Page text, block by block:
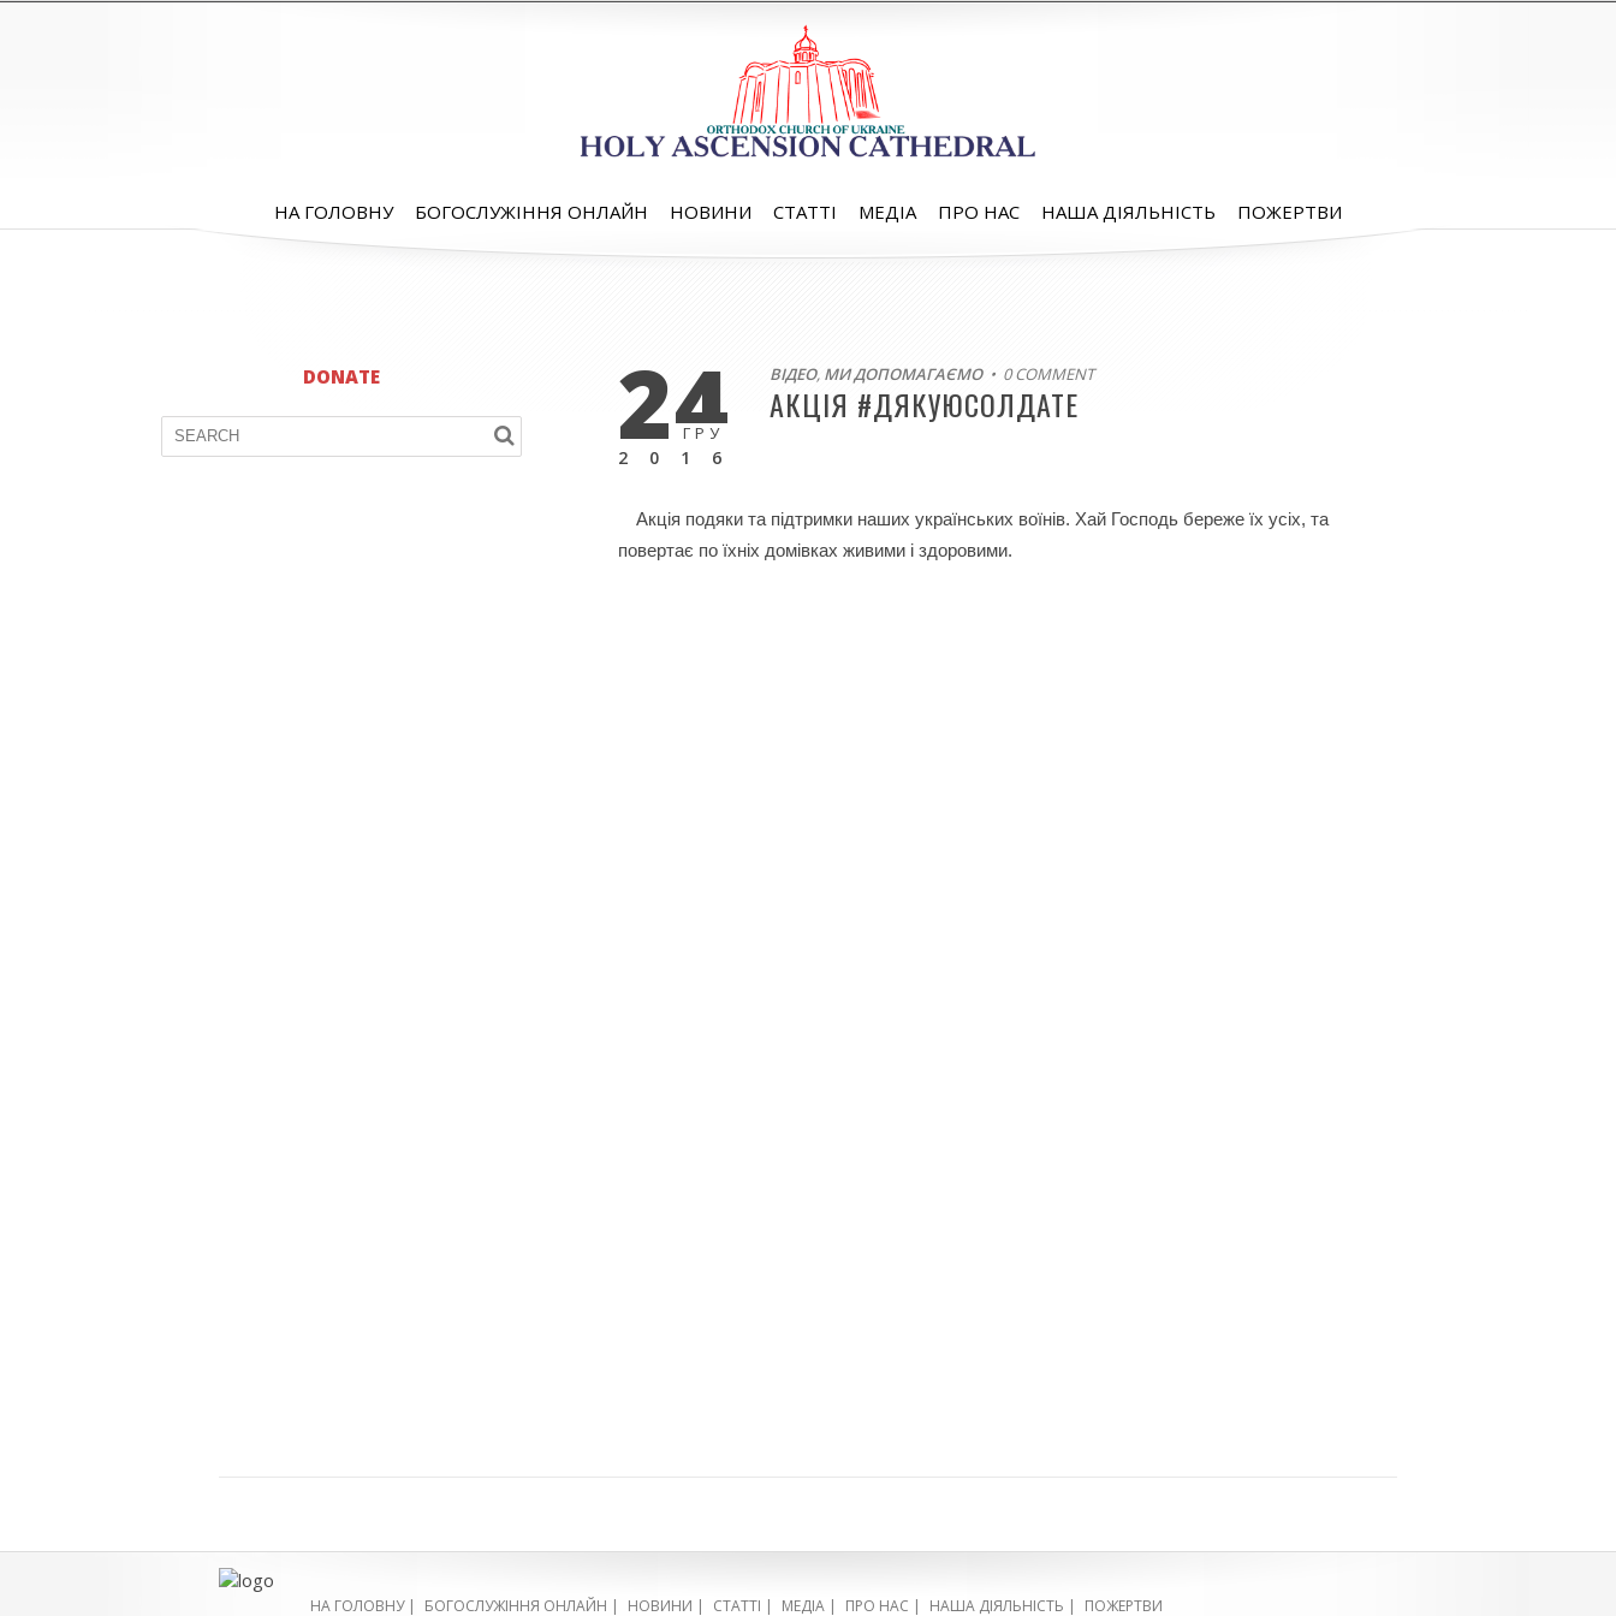
НА ГОЛОВНУ БОГОСЛУЖІННЯ ОНЛАЙН НОВИНИ СТАТТІ МЕДІА ПРО НАС НАША ДІЯЛЬНІСТЬ ПОЖЕРТВИ
DONATE 24
ГРУ
2016
ВІДЕО, МИ ДОПОМАГАЄМО• 0 COMMENT
АКЦІЯ #ДЯКУЮСОЛДАТЕ
Акція подяки та підтримки наших українських воїнів. Хай Господь береже їх усіх, та
повертає по їхніх домівках живими і здоровими.
НА ГОЛОВНУ| БОГОСЛУЖІННЯ ОНЛАЙН | НОВИНИ | СТАТТІ | МЕДІА | ПРО НАС | НАША ДІЯЛЬНІСТЬ | ПОЖЕРТВИ